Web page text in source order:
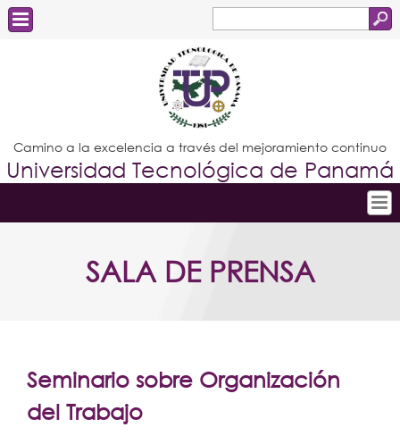
de
búsqueda
Estudiantes
Docentes
Administrativos
Graduados
Camino a la excelencia a través del mejoramiento continuo
Universidad Tecnológica de Panamá
Conoce la UTP
Postgrados
SALA DE PRENSA
Seminario sobre Organización
del Trabajo